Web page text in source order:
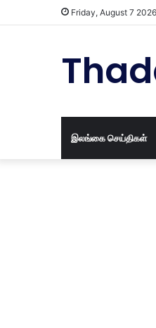
Friday, August 7 2026
இலங்கை செய்திகள்